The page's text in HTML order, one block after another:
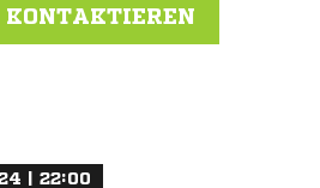
KONTAKTIEREN
| 22:00